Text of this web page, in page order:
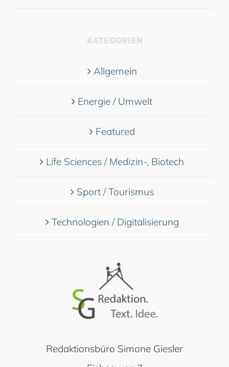
KATEGORIEN
Allgemein
Energie / Umwelt
Featured
Life Sciences / Medizin-, Biotech
Sport / Tourismus
Technologien / Digitalisierung
Redaktionsbüro Simone Giesler